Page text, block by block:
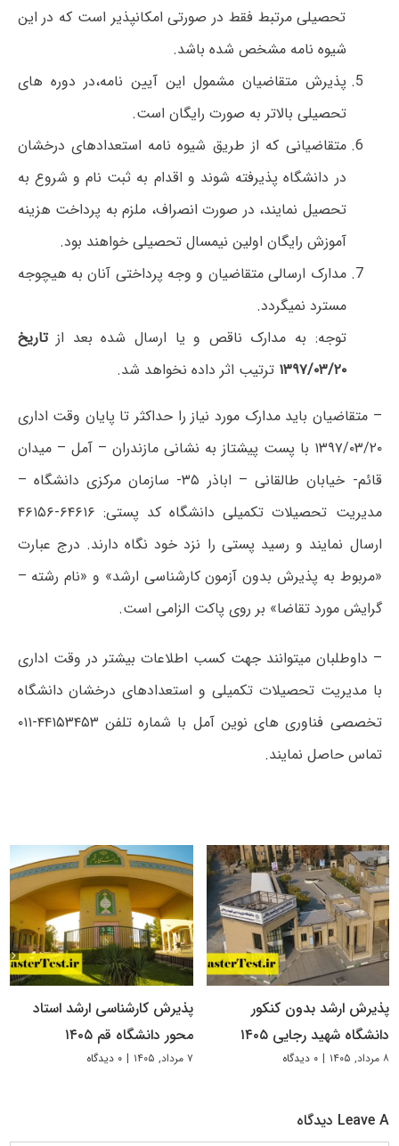
تحصیلی مرتبط فقط در صورتی امکانپذیر است که در این
شیوه نامه مشخص شده باشد.
پذیرش متقاضیان مشمول این آیین نامه،در دوره های
تحصیلی بالاتر به صورت رایگان است.
متقاضیانی که از طریق شیوه نامه استعدادهای درخشان
در دانشگاه پذیرفته شوند و اقدام به ثبت نام و شروع به
تحصیل نمایند، در صورت انصراف، ملزم به پرداخت هزینه
آموزش رایگان اولین نیمسال تحصیلی خواهند بود.
مدارک ارسالی متقاضیان و وجه پرداختی آنان به هیچوجه
مسترد نمیگردد.
توجه: به مدارک ناقص و یا ارسال شده بعد ازتاریخ
۱۳۹۷/۰۳/۲۰ ترتیب اثر داده نخواهد شد.
– متقاضیان باید مدارک مورد نیاز را حداکثر تا پایان وقت اداری
۱۳۹۷/۰۳/۲۰ با پست پیشتاز به نشانی مازندران – آمل – میدان
قائم- خیابان طالقانی – اباذر ۳۵- سازمان مرکزی دانشگاه –
مدیریت تحصیلات تکمیلی دانشگاه کد پستی: ۶۴۶۱۶-۴۶۱۵۶
ارسال نمایند و رسید پستی را نزد خود نگاه دارند. درج عبارت
«مربوط به پذیرش بدون آزمون کارشناسی ارشد» و «نام رشته –
گرایش مورد تقاضا» بر روی پاکت الزامی است.
– داوطلبان میتوانند جهت کسب اطلاعات بیشتر در وقت اداری
با مدیریت تحصیلات تکمیلی و استعدادهای درخشان دانشگاه
تخصصی فناوری های نوین آمل با شماره تلفن ۴۴۱۵۳۴۵۳-۰۱۱
تماس حاصل نمایند.
پذیرش ارشد بدون کنکور
دانشگاه شهید رجایی ۱۴۰۵
۸ مرداد, ۱۴۰۵ | ۰ دیدگاه
پذیرش کارشناسی ارشد استاد
محور دانشگاه قم ۱۴۰۵
۷ مرداد, ۱۴۰۵ | ۰ دیدگاه
Leave A دیدگاه